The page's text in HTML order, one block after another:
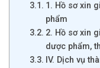
1. Hồ sơ xin
phẩm
2. Hồ sơ xin
dược phẩm,
IV. Dịch vụ